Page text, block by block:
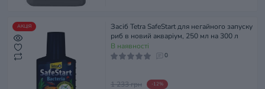
АКЦІЯ
Засіб Tetra SafeStart для негайного запуску
риб в новий акваріум, 250 мл на 300 л
В наявності
0
1 233 грн -12%